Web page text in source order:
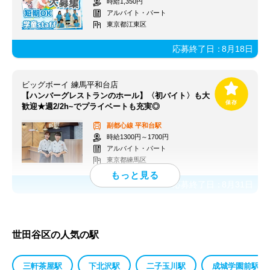
アルバイト・パート
東京都江東区
応募終了日：8月18日
ビッグボーイ 練馬平和台店
【ハンバーグレストランのホール】〈初バイト〉も大
歓迎★週2/2h~でプライベートも充実◎
副都心線 平和台駅
時給1300円～1700円
アルバイト・パート
東京都練馬区
応募終了日：
世田谷区の人気の駅
三軒茶屋駅 下北沢駅 二子玉川駅 成城学園前駅